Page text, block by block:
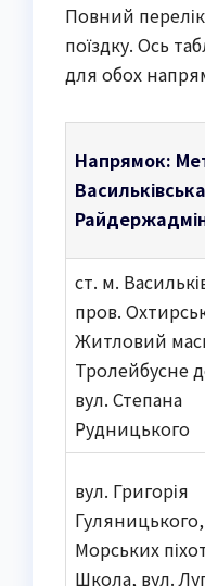
Повний
поїздку. Ось
для обох
Напрямок:
ст. м.
пров.
Житловий
Тролейбусне
вул. Степана
Рудницького
вул. Григорія
Морських
Школа, вул.